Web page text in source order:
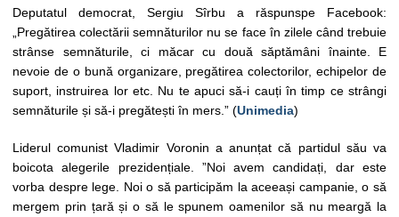
Deputatul democrat, Sergiu Sîrbu a răspunspe Facebook:
„Pregătirea colectării semnăturilor nu se face în zilele când trebuie
strânse semnăturile, ci măcar cu două săptămâni înainte. E
nevoie de o bună organizare, pregătirea colectorilor, echipelor de
suport, instruirea lor etc. Nu te apuci să-i cauți în timp ce strângi
semnăturile și să-i pregătești în mers.” (Unimedia)
Liderul comunist Vladimir Voronin a anunțat că partidul său va
boicota alegerile prezidențiale. ”Noi avem candidați, dar este
vorba despre lege. Noi o să participăm la aceeași campanie, o să
mergem prin țară și o să le spunem oamenilor să nu meargă la